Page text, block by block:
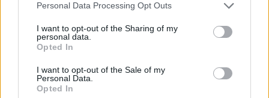
negar su consentimiento. Tenga en cuenta que algún
de su consentimiento, pero usted tiene el derecho de
rechazar tal procesamiento. Sus preferencias se aplicarán
cualquier momento entrando de nuevo en este sitio web o
visitando nuestra política de privacidad.
Personal Data Processing Opt Outs
I want to opt-out of the Sharing of my
personal data.
Opted In
I want to opt-out of the Sale of my
Personal Data.
Opted In